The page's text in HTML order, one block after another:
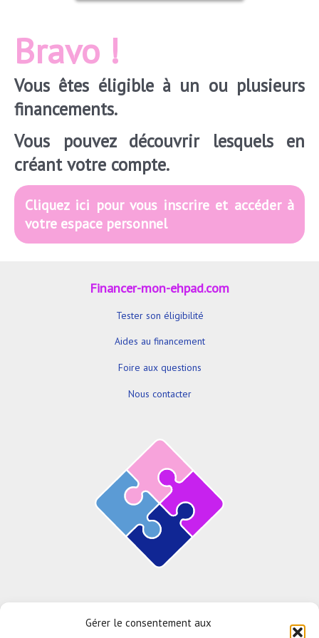
Gérer le consentement aux
Bravo !
Vous êtes éligible à un ou plusieurs
financements.
Vous pouvez découvrir lesquels en
créant votre compte.
Cliquez ici pour vous inscrire et accéder à
votre espace personnel
Financer-mon-ehpad.com
Tester son éligibilité
Aides au financement
Foire aux questions
Nous contacter